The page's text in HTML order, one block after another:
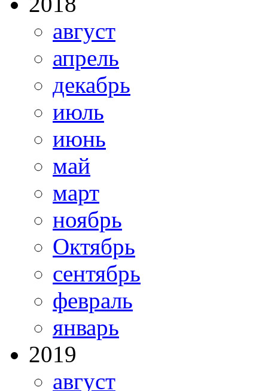
август
апрель
декабрь
июль
июнь
май
март
ноябрь
Октябрь
сентябрь
февраль
январь
2019
август